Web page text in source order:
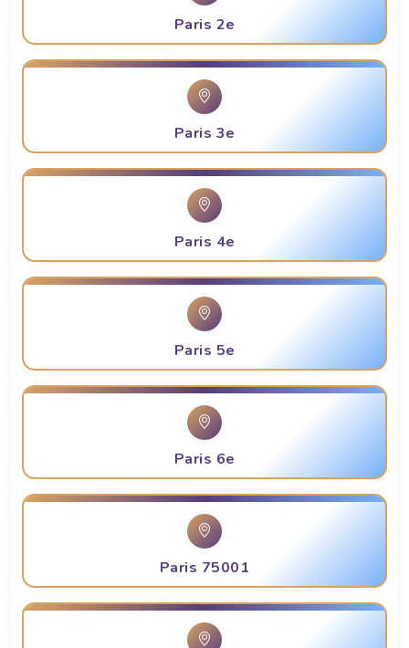
Paris 2e
Paris 3e
Paris 4e
Paris 5e
Paris 6e
Paris 75001